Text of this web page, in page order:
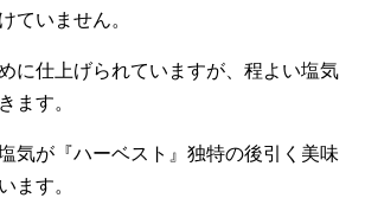
ていません。
に仕上げられていますが、程よい塩気
ます。
気が『ハーベスト』独特の後引く美味
ます。